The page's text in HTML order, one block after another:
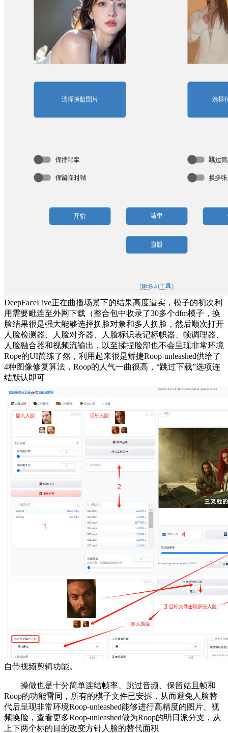
DeepFaceLive正在曲播场景下的结果高度逼实，模子的初次利
用需要毗连至外网下载（整合包中收录了30多个dfm模子，换
脸结果很是强大能够选择换脸对象和多人换脸，然后顺次打开
人脸检测器、人脸对齐器、人脸标识表记标帜器、帧调理器、
人脸融合器和视频流输出，以至揉捏脸部也不会呈现非常环境
Rope的UI简练了然，利用起来很是矫捷Roop-unleashed供给了
4种图像修复算法，Roop的人气一曲很高，“跳过下载”选项连
结默认即可
自带视频剪辑功能。
操做也是十分简单连结帧率、跳过音频、保留姑且帧和
Roop的功能雷同，所有的模子文件已安拆，从而避免人脸替
代后呈现非常环境Roop-unleashed能够进行高精度的图片、视
频换脸，查看更多Roop-unleashed做为Roop的明日派分支，从
上下两个标的目的改变方针人脸的替代面积